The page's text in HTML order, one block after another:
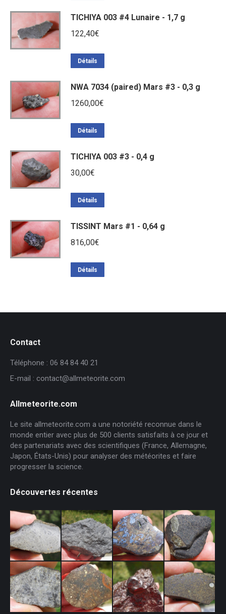
TICHIYA 003 #4 Lunaire - 1,7 g
122,40€
Détails
NWA 7034 (paired) Mars #3 - 0,3 g
1260,00€
Détails
TICHIYA 003 #3 - 0,4 g
30,00€
Détails
TISSINT Mars #1 - 0,64 g
816,00€
Détails
Contact
Téléphone : 06 84 84 40 21
E-mail : contact@allmeteorite.com
Allmeteorite.com
Le site allmeteorite.com a une notoriété reconnue dans le
monde entier avec plus de 500 clients satisfaits à ce jour et
des partenariats avec des scientifiques (France, Allemagne,
Japon, États-Unis) pour analyser des météorites et faire
progresser la science.
Découvertes récentes